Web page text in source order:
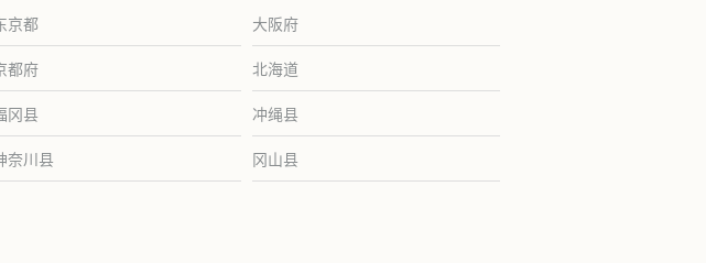
京都 大阪府
都府 北海道
冈县 冲绳县
奈川县 冈山县